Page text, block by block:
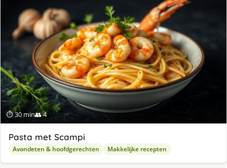
⏱ 30 min👥 4
Pasta met Scampi
Avondeten & hoofdgerechten Makkelijke recepten